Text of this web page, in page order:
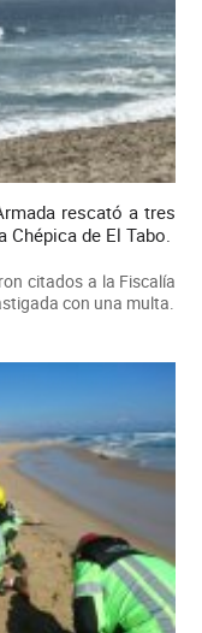
rescató a tres
Chépica de El Tabo.
citados a la Fiscalía
con una multa.